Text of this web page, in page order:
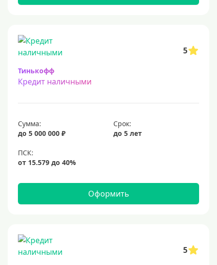
5
Тинькофф
Кредит наличными
Сумма:
до 5 000 000 ₽
Срок:
до 5 лет
Оформить
5